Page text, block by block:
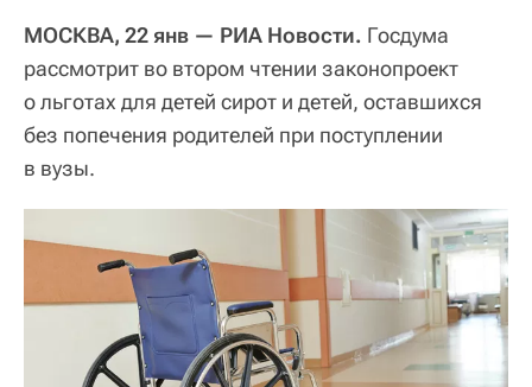
МОСКВА, 22 янв — РИА Новости. Госдума
рассмотрит во втором чтении законопроект
о льготах для детей сирот и детей, оставшихся
без попечения родителей при поступлении
в вузы.